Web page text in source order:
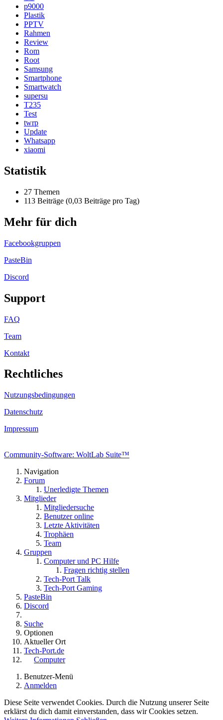
p9000
Plastik
PPTV
Rahmen
Review
Rom
Root
Samsung
Smartphone
Smartwatch
supersu
T235
Test
twrp
Update
Whatsapp
xiaomi
Statistik
27 Themen
113 Beiträge (0,03 Beiträge pro Tag)
Mehr für dich
Facebookgruppen
PasteBin
Discord
Support
FAQ
Team
Kontakt
Rechtliches
Nutzungsbedingungen
Datenschutz
Impressum
Community-Software: WoltLab Suite™
Navigation
Forum
Unerledigte Themen
Mitglieder
Mitgliedersuche
Benutzer online
Letzte Aktivitäten
Trophäen
Team
Gruppen
Computer und PC Hilfe
Fragen richtig stellen
Tech-Port Talk
Tech-Port Gaming
PasteBin
Discord
Suche
Optionen
Aktueller Ort
Tech-Port.de
Computer
Benutzer-Menü
Anmelden
Diese Seite verwendet Cookies. Durch die Nutzung unserer Seite
erklärst du dich damit einverstanden, dass wir Cookies setzen.